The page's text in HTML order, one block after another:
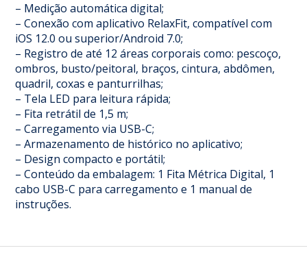
– Medição automática digital;
– Conexão com aplicativo RelaxFit, compatível com
iOS 12.0 ou superior/Android 7.0;
– Registro de até 12 áreas corporais como: pescoço,
ombros, busto/peitoral, braços, cintura, abdômen,
quadril, coxas e panturrilhas;
– Tela LED para leitura rápida;
– Fita retrátil de 1,5 m;
– Carregamento via USB-C;
– Armazenamento de histórico no aplicativo;
– Design compacto e portátil;
– Conteúdo da embalagem: 1 Fita Métrica Digital, 1
cabo USB-C para carregamento e 1 manual de
instruções.